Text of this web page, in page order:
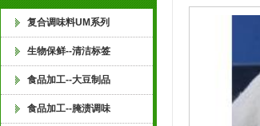
剂 酱菜除臭剂 饮料悬浮稳定剂 食品杀菌剂 食品
产剂 食品乳化稳定剂 酱菜 酱腌菜 泡菜 酸菜 豆
复合调味料UM系列
生物保鲜--清洁标签
食品加工--大豆制品
食品加工--腌渍调味